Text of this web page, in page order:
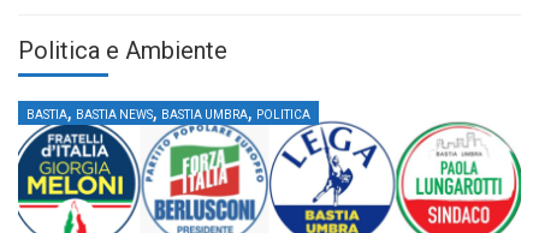
Politica e Ambiente
BASTIA, BASTIA NEWS, BASTIA UMBRA, POLITICA